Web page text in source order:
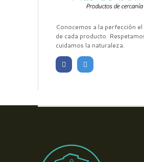
Conocemos a la perfección el
de cada producto.
cuidamos la naturaleza.